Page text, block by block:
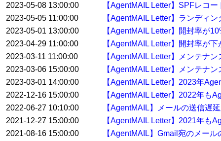
2023-05-08 13:00:00
【AgentMAIL Letter】SPFレコ
2023-05-05 11:00:00
【AgentMAIL Letter】ランディ
2023-05-01 13:00:00
【AgentMAIL Letter】開封率が
2023-04-29 11:00:00
【AgentMAIL Letter】開封率が
2023-03-11 11:00:00
【AgentMAIL Letter】メンテナ
2023-03-06 15:00:00
【AgentMAIL Letter】メンテナ
2023-03-01 14:00:00
【AgentMAIL Letter】2023年
2022-12-16 15:00:00
【AgentMAIL Letter】2022年も
2022-06-27 10:10:00
【AgentMAIL】メールの送信遅
2021-12-27 15:00:00
【AgentMAIL Letter】2021年も
2021-08-16 15:00:00
【AgentMAIL】Gmail宛のメー